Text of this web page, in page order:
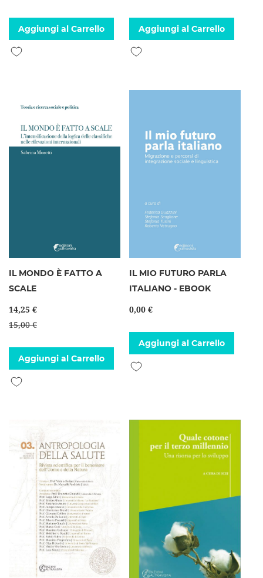
Aggiungi al Carrello
Aggiungi alla lista desideri
Aggiungi al Carrello
Aggiungi alla lista desideri
IL MONDO È FATTO A
SCALE
14,25 €
15,00 €
Aggiungi al Carrello
Aggiungi alla lista desideri
IL MIO FUTURO PARLA
ITALIANO - EBOOK
0,00 €
Aggiungi al Carrello
Aggiungi alla lista desideri